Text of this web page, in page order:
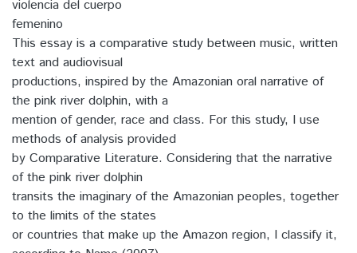
violencia del cuerpo
femenino
This essay is a comparative study between music, written
text and audiovisual
productions, inspired by the Amazonian oral narrative of
the pink river dolphin, with a
mention of gender, race and class. For this study, I use
methods of analysis provided
by Comparative Literature. Considering that the narrative
of the pink river dolphin
transits the imaginary of the Amazonian peoples, together
to the limits of the states
or countries that make up the Amazon region, I classify it,